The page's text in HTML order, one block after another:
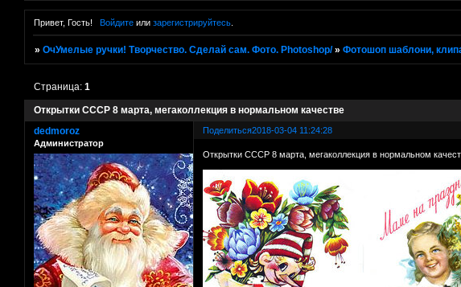
Привет, Гость! Войдитеили зарегистрируйтесь.
»ОчУмелые ручки! Творчество. Сделай сам. Фото. Photoshop/ »Фотошоп шаблони,
Открытки СССР 8 марта, мегаколлекция в нормальном качестве
Страница:1
Поделиться2018-03-04 11:24:28
dedmoroz
Администратор
Открытки СССР 8 марта, мегаколлекция в нормальном